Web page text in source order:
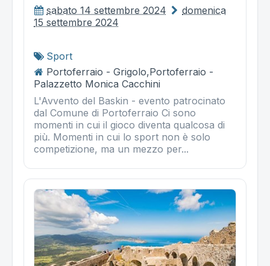
sabato 14 settembre 2024
domenica
15 settembre 2024
Sport
Portoferraio - Grigolo,Portoferraio -
Palazzetto Monica Cacchini
L'Avvento del Baskin - evento patrocinato
dal Comune di Portoferraio Ci sono
momenti in cui il gioco diventa qualcosa di
più. Momenti in cui lo sport non è solo
competizione, ma un mezzo per...